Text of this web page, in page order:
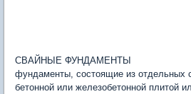
СВАЙНЫЕ ФУНДАМЕНТЫ
фундаменты, состоящие из отдельных
бетонной или железобетонной плитой